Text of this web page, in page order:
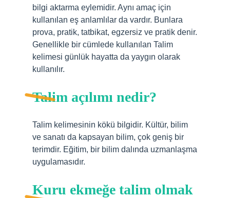
bilgi aktarma eylemidir. Aynı amaç için
kullanılan eş anlamlılar da vardır. Bunlara
prova, pratik, tatbikat, egzersiz ve pratik denir.
Genellikle bir cümlede kullanılan Talim
kelimesi günlük hayatta da yaygın olarak
kullanılır.
Talim açılımı nedir?
Talim kelimesinin kökü bilgidir. Kültür, bilim
ve sanatı da kapsayan bilim, çok geniş bir
terimdir. Eğitim, bir bilim dalında uzmanlaşma
uygulamasıdır.
Kuru ekmeğe talim olmak